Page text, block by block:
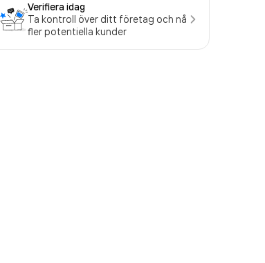
Verifiera idag
Ta kontroll över ditt företag och nå
fler potentiella kunder